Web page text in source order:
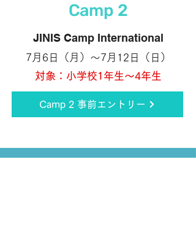
Camp 2
JINIS Camp International
7月6日（月）〜7月12日（日）
対象： 小学校1年生〜4年生
Camp 2 事前エントリー